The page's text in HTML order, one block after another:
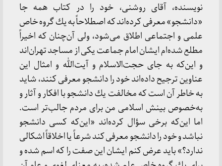
نویسنده، آقای روشنی، خود را در كتاب همه جا
«دانشجو» معرفی كرده‌اند كه اصطلاحاً به یك گروه خاص
علمی و اجتماعی اطلاق می‌شود، ولی آن‌چنان كه اخیراً
مطلع شده‌ام ایشان امام جماعت یكی از مساجد تهران‌اند
و این‌كه به جای حجت‌الاسلام و آیت‌الله و امثال این
عناوین ترجیح داده‌اند خود را دانشجو معرفی كنند، شاید
به خاطر آن است كه مخالفت یك دانشجو با افكار و آثار و
به‌خصوص بینش اسلامی من برای مردم جالب‌تر است.
اما این‌كه برخی سؤال كرده‌اند «این‌كه كسی دانشجو
نباشد و خود را دانشجو معرفی كند شرعاً یا اخلاقاً اشكالی
ندارد؟» باید عرض كنم ایشان این صفت را كه اسم شده و